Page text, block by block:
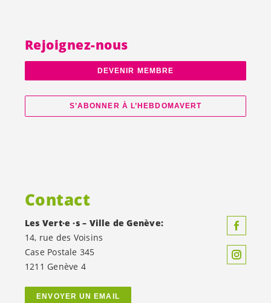
Rejoignez-nous
DEVENIR MEMBRE
S’ABONNER À L’HEBDOMAVERT
Contact
Les Vert·e ·s – Ville de Genève:
14, rue des Voisins
Case Postale 345
1211 Genève 4
ENVOYER UN EMAIL